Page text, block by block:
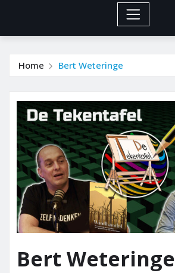
Home Bert Weteringe
Bert Weteringe